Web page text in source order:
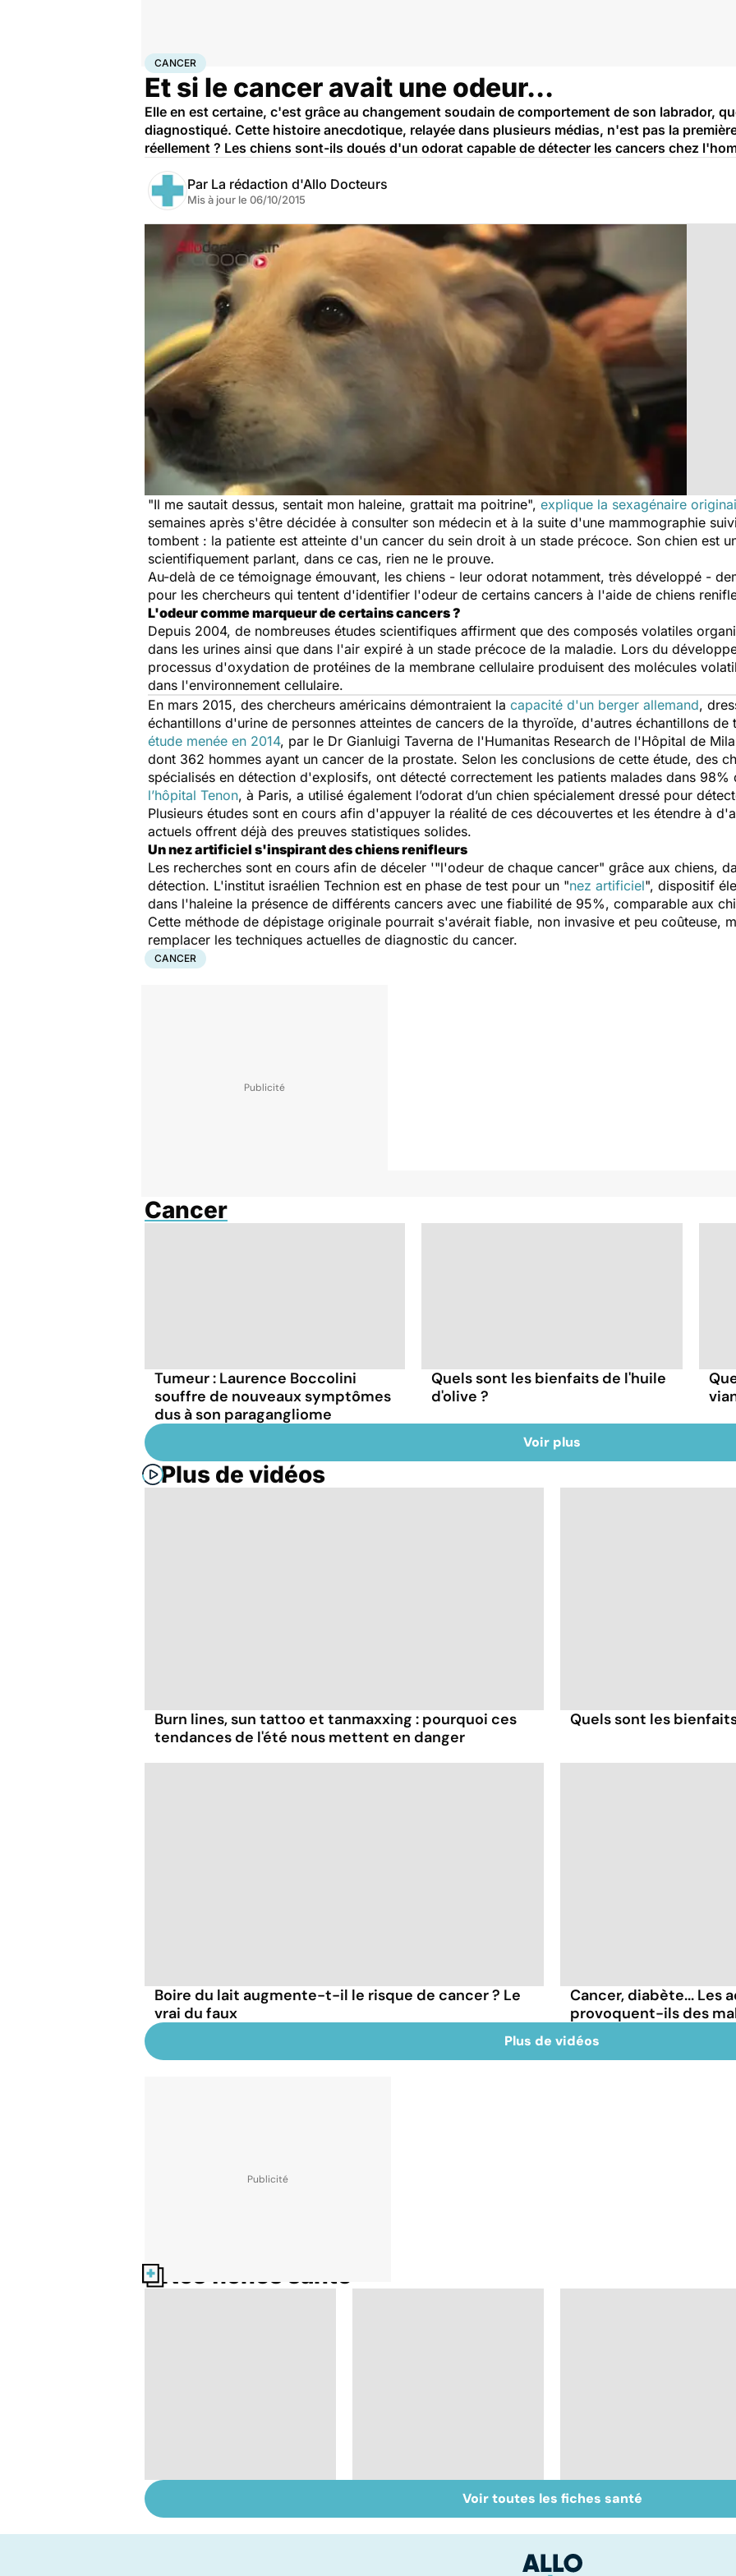
AccueilSanté
CANCER
Et si le cancer avait une odeur...
Elle en est certaine, c'est grâce au changement soudain de comportement de son labrador,
diagnostiqué. Cette histoire anecdotique, relayée dans plusieurs médias, n'est pas la
réellement ? Les chiens sont-ils doués d'un odorat capable de détecter les cancers chez
Par La rédaction d'Allo Docteurs
Mis à jour le 06/10/2015
"Il me sautait dessus, sentait mon haleine, grattait ma poitrine", explique la sexagénaire
semaines après s'être décidée à consulter son médecin et à la suite d'une mammographie
tombent : la patiente est atteinte d'un cancer du sein droit à un stade précoce. Son chien est
scientifiquement parlant, dans ce cas, rien ne le prouve.
Au-delà de ce témoignage émouvant, les chiens - leur odorat notamment, très développé -
pour les chercheurs qui tentent d'identifier l'odeur de certains cancers à l'aide de chiens
L'odeur comme marqueur de certains cancers ?
Depuis 2004, de nombreuses études scientifiques affirment que des composés volatiles
dans les urines ainsi que dans l'air expiré à un stade précoce de la maladie. Lors du
processus d'oxydation de protéines de la membrane cellulaire produisent des molécules
dans l'environnement cellulaire.
En mars 2015, des chercheurs américains démontraient la capacité d'un berger allemand,
échantillons d'urine de personnes atteintes de cancers de la thyroïde, d'autres échantillons de
étude menée en 2014, par le Dr Gianluigi Taverna de l'Humanitas Research de l'Hôpital de
dont 362 hommes ayant un cancer de la prostate. Selon les conclusions de cette étude, des
spécialisés en détection d'explosifs, ont détecté correctement les patients malades dans 98%
l’hôpital Tenon, à Paris, a utilisé également l’odorat d’un chien spécialement dressé pour
Plusieurs études sont en cours afin d'appuyer la réalité de ces découvertes et les étendre à
actuels offrent déjà des preuves statistiques solides.
Un nez artificiel s'inspirant des chiens renifleurs
Les recherches sont en cours afin de déceler '"l'odeur de chaque cancer" grâce aux chiens,
détection. L'institut israélien Technion est en phase de test pour un "nez artificiel", dispositif
dans l'haleine la présence de différents cancers avec une fiabilité de 95%, comparable aux
Cette méthode de dépistage originale pourrait s'avérait fiable, non invasive et peu coûteuse,
remplacer les techniques actuelles de diagnostic du cancer.
CANCER
Cancer
Tumeur : Laurence Boccolini
souffre de nouveaux symptômes
dus à son paragangliome
Quels sont les bienfaits de l'huile
d'olive ?
Voir plus
Plus de vidéos
Burn lines, sun tattoo et tanmaxxing : pourquoi ces
tendances de l'été nous mettent en danger
Quels sont les
Boire du lait augmente-t-il le risque de cancer ? Le
vrai du faux
Cancer, diabète... Les
provoquent-ils des
Plus de vidéos
Nos fiches santé
les papillomavirus
Cancer : la fatigue
avant tout
Comprendre la
chimiothérapie et
Voir toutes les fiches santé